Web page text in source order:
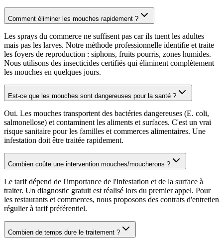
Comment éliminer les mouches rapidement ?
Les sprays du commerce ne suffisent pas car ils tuent les adultes
mais pas les larves. Notre méthode professionnelle identifie et traite
les foyers de reproduction : siphons, fruits pourris, zones humides.
Nous utilisons des insecticides certifiés qui éliminent complètement
les mouches en quelques jours.
Est-ce que les mouches sont dangereuses pour la santé ?
Oui. Les mouches transportent des bactéries dangereuses (E. coli,
salmonellose) et contaminent les aliments et surfaces. C'est un vrai
risque sanitaire pour les familles et commerces alimentaires. Une
infestation doit être traitée rapidement.
Combien coûte une intervention mouches/moucherons ?
Le tarif dépend de l'importance de l'infestation et de la surface à
traiter. Un diagnostic gratuit est réalisé lors du premier appel. Pour
les restaurants et commerces, nous proposons des contrats d'entretien
régulier à tarif préférentiel.
Combien de temps dure le traitement ?